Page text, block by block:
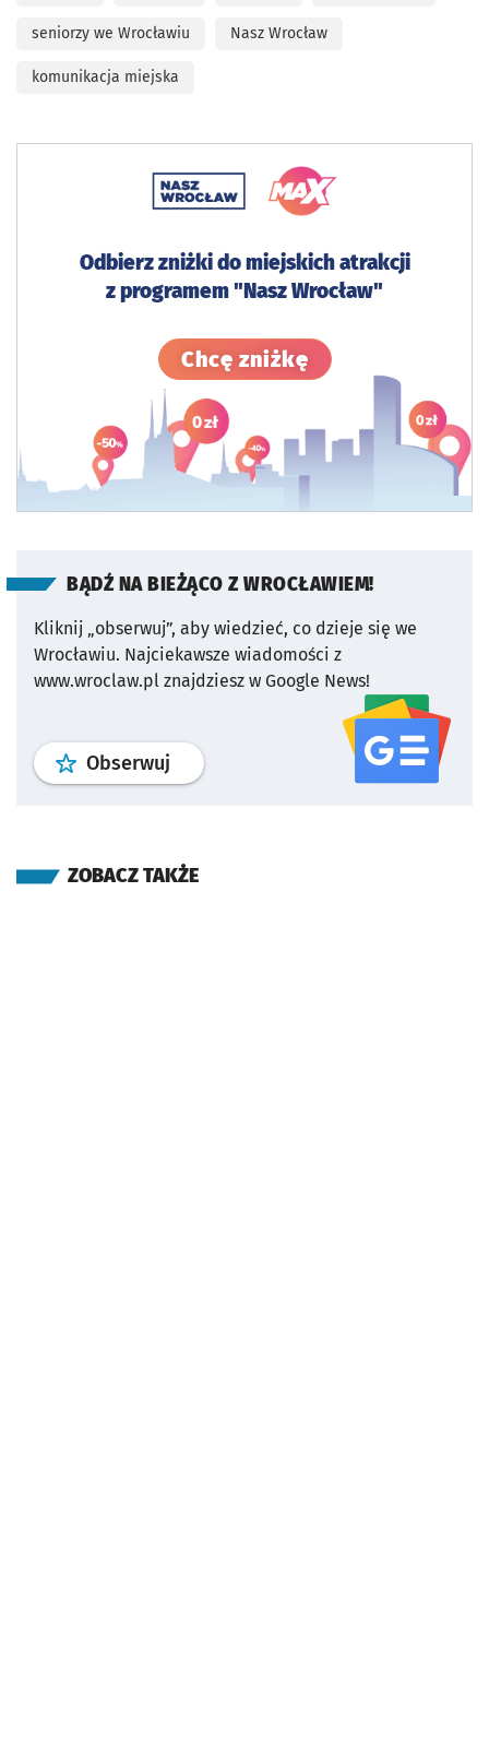
seniorzy we Wrocławiu Nasz Wrocław
komunikacja miejska
Odbierz zniżki do miejskich atrakcji
z programem "Nasz Wrocław"
Chcę zniżkęSprawdź
BĄDŹ NA BIEŻĄCO Z WROCŁAWIEM!
Kliknij „obserwuj”, aby wiedzieć, co dzieje się we
Wrocławiu. Najciekawsze wiadomości z
www.wroclaw.pl znajdziesz w Google News!
Obserwuj profil serwisu
ZOBACZ TAKŻE